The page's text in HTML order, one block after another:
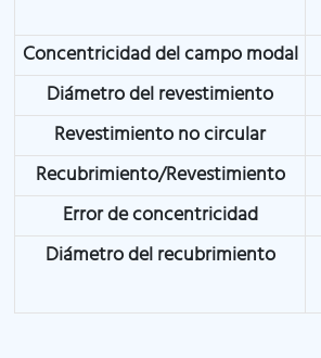
Concentricidad del campo modal
Diámetro del revestimiento
Revestimiento no circular
Recubrimiento/Revestimiento
Error de concentricidad
Diámetro del recubrimiento